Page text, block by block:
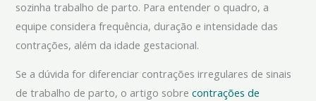
sozinha trabalho de parto. Para entender o quadro, a
equipe considera frequência, duração e intensidade das
contrações, além da idade gestacional.
Se a dúvida for diferenciar contrações irregulares de sinais
de trabalho de parto, o artigo sobrecontrações de